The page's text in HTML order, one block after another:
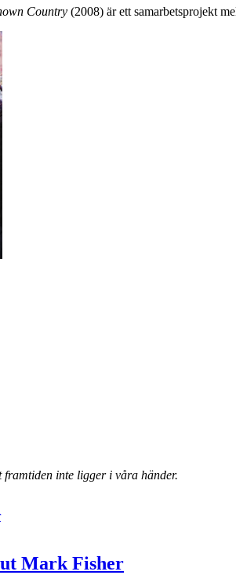
Country (2008) är ett samarbetsprojekt
inte ligger i våra händer.
Mark Fisher